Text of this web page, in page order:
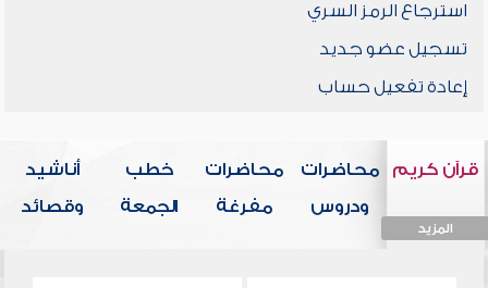
استرجاع الرمز السري
تسجيل عضو جديد
إعادة تفعيل حساب
قرآن كريم
المزيد
محاضرات
ودروس
محاضرات
مفرغة
خطب
الجمعة
أناشيد
وقصائد